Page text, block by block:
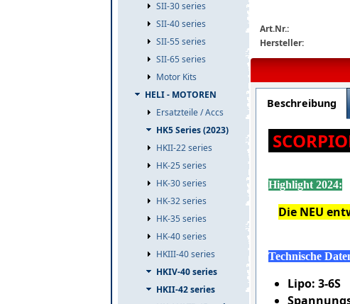
SII-30 series
SII-40 series
SII-55 series
SII-65 series
Motor Kits
HELI - MOTOREN
Ersatzteile / Accs
HK5 Series (2023)
HKII-22 series
HK-25 series
HK-30 series
HK-32 series
HK-35 series
HK-40 series
HKIII-40 series
HKIV-40 series
HKII-42 series
Art.Nr.:
Hersteller:
Beschreibung
Highlight 2024:
Die NEU
Technische
Lipo: 3-6S